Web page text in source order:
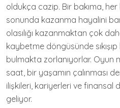
oldukça cazip. Bir bakıma,
sonunda kazanma hayalini
olasılığı kazanmaktan çok
kaybetme döngüsünde sıkışıp
bulmakta zorlanıyorlar. Oyun
saat, bir yaşamın çalınması
ilişkileri, kariyerleri ve finansal
geliyor.